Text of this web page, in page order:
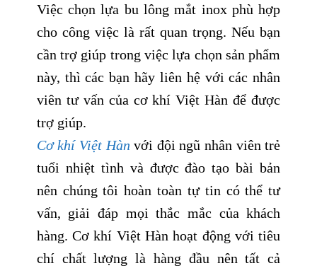
Việc chọn lựa bu lông mắt inox phù hợp
cho công việc là rất quan trọng. Nếu bạn
cần trợ giúp trong việc lựa chọn sản phẩm
này, thì các bạn hãy liên hệ với các nhân
viên tư vấn của cơ khí Việt Hàn để được
trợ giúp.
Cơ khí Việt Hàn với đội ngũ nhân viên trẻ
tuổi nhiệt tình và được đào tạo bài bản
nên chúng tôi hoàn toàn tự tin có thể tư
vấn, giải đáp mọi thắc mắc của khách
hàng. Cơ khí Việt Hàn hoạt động với tiêu
chí chất lượng là hàng đầu nên tất cả